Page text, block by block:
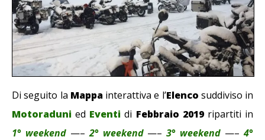
Di seguito la Mappainterattiva e l’Elenco suddiviso in
Motoraduni ed Eventi di Febbraio 2019ripartiti in
1° weekend—–2° weekend—–3° weekend —–4°